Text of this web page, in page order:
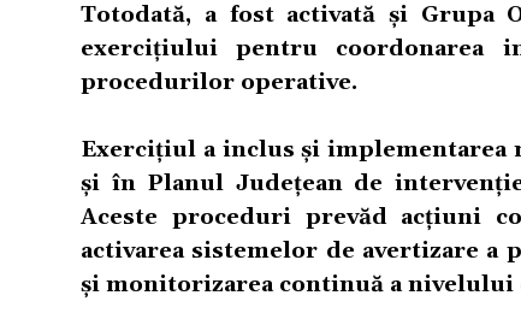
Totodată, a fost activată și Grupa
exercițiului pentru coordonarea
procedurilor operative.
Exercițiul a inclus și implementarea
și în Planul Județean de
Aceste proceduri prevăd acțiuni
activarea sistemelor de avertizare
și monitorizarea continuă a nivelului